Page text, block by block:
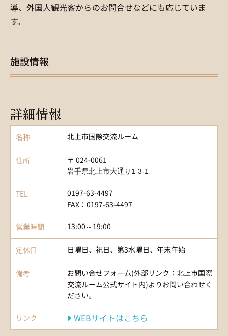
導、外国人観光客からのお問合せなどにも応じていま
す。
施設情報
詳細情報
名称 北上市国際交流ルーム
住所 〒 024-0061
岩手県北上市大通り1-3-1
TEL
0197-63-4497
FAX：0197-63-4497
営業時間 13:00～19:00
定休日 日曜日、祝日、第3水曜日、年末年始
備考
お問い合せフォーム(外部リンク：北上市国際
交流ルーム公式サイト内)よりお問い合わせく
ださい。
リンク WEBサイトはこちら